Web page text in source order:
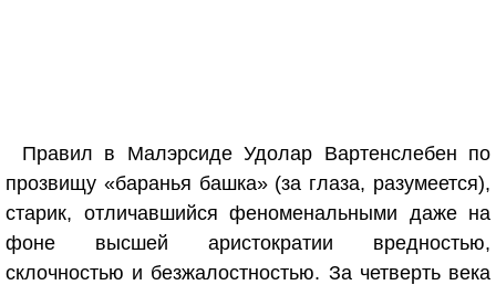
Правил в Малэрсиде Удолар Вартенслебен по
прозвищу «баранья башка» (за глаза, разумеется),
старик, отличавшийся феноменальными даже на
фоне высшей аристократии вредностью,
склочностью и безжалостностью. За четверть века